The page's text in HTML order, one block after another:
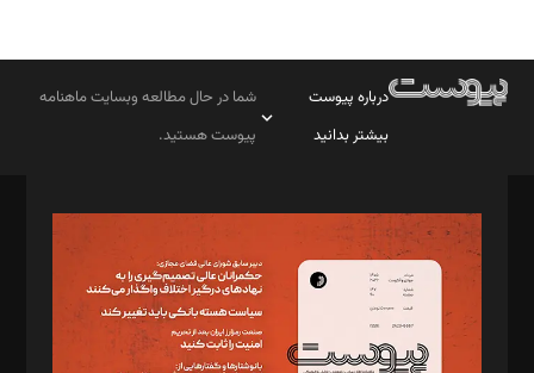
درباره پیوست
بیشتر بدانید
شما در حال مطالعه وبسایت ماهنامه
پیوست هستید.
مدیر مسئول: محمدباقر اثنی‌عشری
سردبیر: مهرک محمودی
دبیر تحریریه: میثم قاسمی
د‌بیر ناداستان: سمانه سمیع
د‌بیر خدمت و تجارت: ابوالفضل رجبی